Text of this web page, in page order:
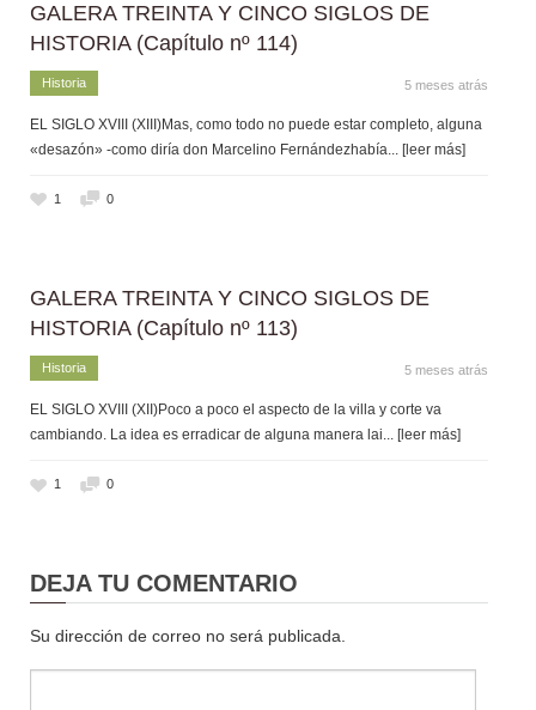
GALERA TREINTA Y CINCO SIGLOS DE
HISTORIA (Capítulo nº 114)
Historia 5 meses atrás
EL SIGLO XVIII (XIII)Mas, como todo no puede estar completo, alguna
«desazón» -como diría don Marcelino Fernándezhabía... [leer más]
1 0
GALERA TREINTA Y CINCO SIGLOS DE
HISTORIA (Capítulo nº 113)
Historia 5 meses atrás
EL SIGLO XVIII (XII)Poco a poco el aspecto de la villa y corte va
cambiando. La idea es erradicar de alguna manera lai... [leer más]
1 0
DEJA TU COMENTARIO
Su dirección de correo no será publicada.